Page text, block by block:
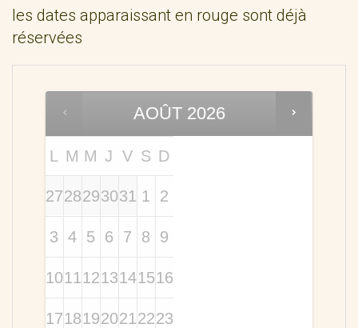
les dates apparaissant en rouge sont déjà
réservées
AOÛT 2026
L M M J V S D
2728293031 1 2
3 4 5 6 7 8 9
10111213141516
17181920212223